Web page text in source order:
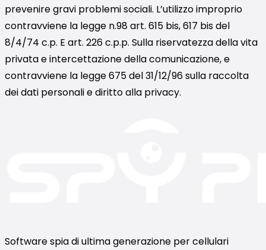
prevenire gravi problemi sociali. L’utilizzo improprio
contravviene la legge n.98 art. 615 bis, 617 bis del
8/4/74 c.p. E art. 226 c.p.p. Sulla riservatezza della vita
privata e intercettazione della comunicazione, e
contravviene la legge 675 del 31/12/96 sulla raccolta
dei dati personali e diritto alla privacy.
Software spia di ultima generazione per cellulari